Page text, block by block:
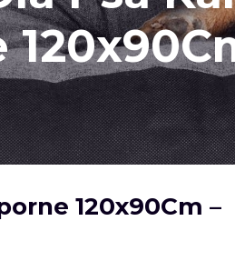
120x90Cm –